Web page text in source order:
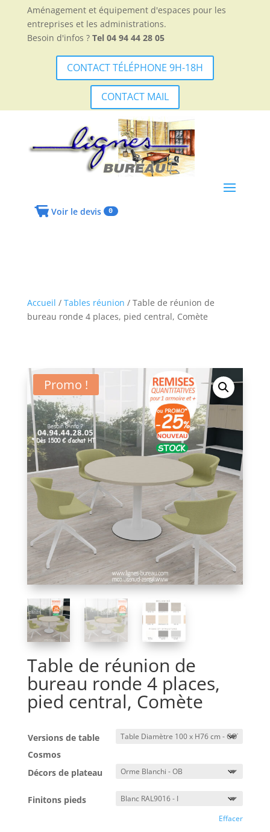
Aménagement et équipement d'espaces pour les
entreprises et les administrations.
Besoin d'infos ? Tel 04 94 44 28 05
CONTACT TÉLÉPHONE 9H-18H
CONTACT MAIL
Voir le devis 0
Accueil / Tables réunion / Table de réunion de
bureau ronde 4 places, pied central, Comète
Promo !
Table de réunion de
bureau ronde 4 places,
pied central, Comète
Versions de table
Cosmos
Décors de plateau
Finitons pieds
Effacer